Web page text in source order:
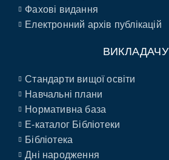
Фахові видання
Електронний архів публікацій
ВИКЛАДАЧУ
Стандарти вищої освіти
Навчальні плани
Нормативна база
E-каталог Бібліотеки
Бібліотека
Дні народження